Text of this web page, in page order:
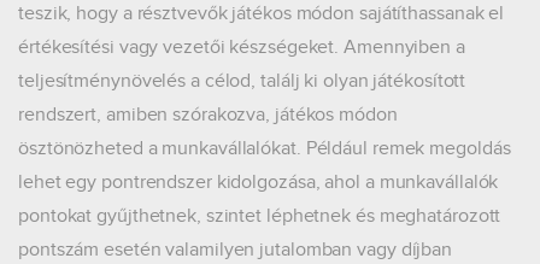
teszik, hogy a résztvevők játékos módon sajátíthassanak el
értékesítési vagy vezetői készségeket. Amennyiben a
teljesítménynövelés a célod, találj ki olyan játékosított
rendszert, amiben szórakozva, játékos módon
ösztönözheted a munkavállalókat. Például remek megoldás
lehet egy pontrendszer kidolgozása, ahol a munkavállalók
pontokat gyűjthetnek, szintet léphetnek és meghatározott
pontszám esetén valamilyen jutalomban vagy díjban